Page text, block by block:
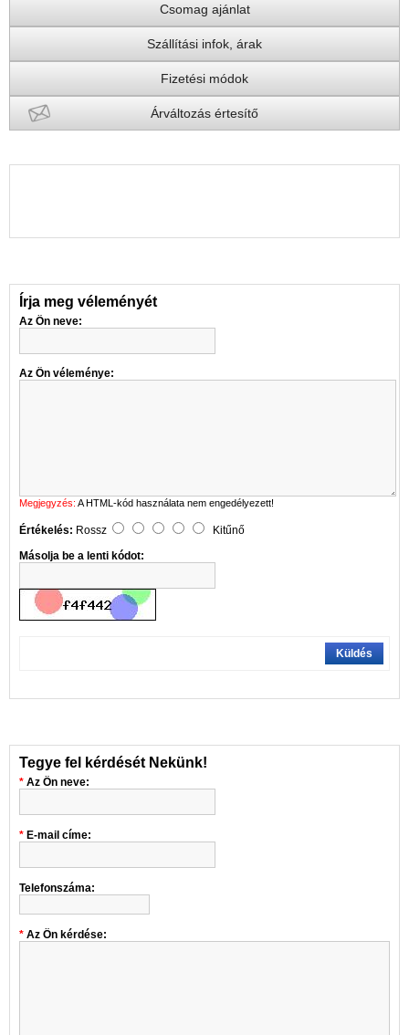
Csomag ajánlat
Szállítási infok, árak
Fizetési módok
Árváltozás értesítő
Írja meg véleményét
Az Ön neve:
Az Ön véleménye:
Megjegyzés: A HTML-kód használata nem engedélyezett!
Értékelés: Rossz
Kitűnő
Másolja be a lenti kódot:
Küldés
Tegye fel kérdését Nekünk!
Az Ön neve:
E-mail címe:
Telefonszáma:
Az Ön kérdése: